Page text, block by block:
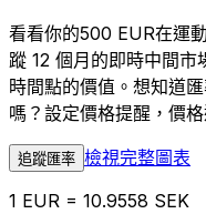
看看你的500 EUR在運
蹤 12 個月的即時中間
時間點的價值。想知道
嗎？設定價格提醒，價
追蹤匯率 檢視完整圖表
1 EUR = 10.9558 SEK